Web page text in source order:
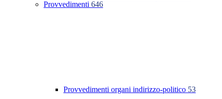
Provvedimenti 646
Provvedimenti organi indirizzo-politico 53